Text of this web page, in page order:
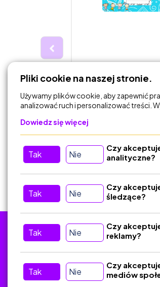
pracy
Karty pracy
DODAJ DO
KOSZYKA
Tu nas znajdziesz
Kontakt
Śledź nas w Social
Pliki cookie na naszej stronie.
Używamy plików cookie, aby zapewnić
analizować ruch i personalizować treści.
Dowiedz się więcej
Tak Nie
Czy
analityczne?
Tak Nie
Czy
śledzące?
Tak Nie
Czy
reklamy?
Tak Nie
Czy
mediów